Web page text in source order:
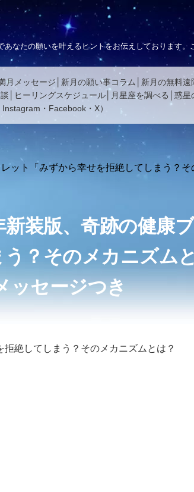
なたの願いを叶えるヒントをお伝えしております。
月メッセージ 新月の願い事コラム
新月の無料遠
ヒーリングスケジュール 月星座を調べる 惑星
Instagram ・ Facebook ・ X）
ット「みずから幸せを拒絶してしまう？
装版、奇跡の健康
？そのメカニズム
ッセージつき